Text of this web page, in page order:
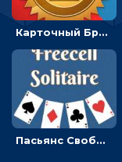
Карточный Бридж: класть карты по очереди и брать взятки
Пасьянс Свободная ячейка: сложить карты от туза до короля